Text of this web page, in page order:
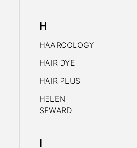
H
HAARCOLOGY
HAIR DYE
HAIR PLUS
HELEN
SEWARD
I